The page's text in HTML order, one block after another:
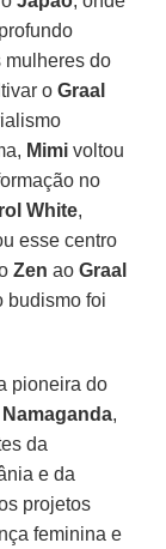
mulheres do
oGraal
Mimi voltou
no
White,
esse centro
Zen aoGraal
budismo foi
pioneira do
,
da
e da
projetos
feminina e